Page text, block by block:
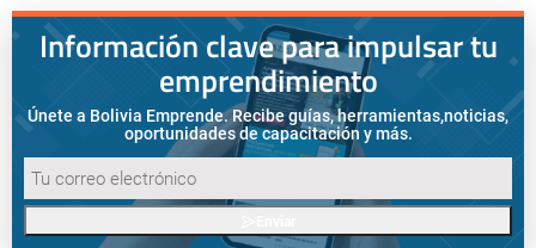
Información clave para impulsar tu
emprendimiento
Únete a Bolivia Emprende. Recibe guías, herramientas,noticias,
oportunidades de capacitación y más.